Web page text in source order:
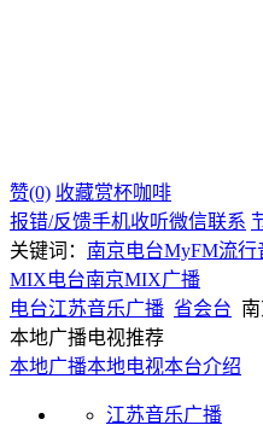
赞(0) 收藏赏杯咖啡
报错/反馈手机收听微信联系
关键词： 南京电台MyFM流行
MIX电台南京MIX广播
电台江苏音乐广播 省会台
本地广播电视推荐
本地广播本地电视本台介绍
江苏音乐广播